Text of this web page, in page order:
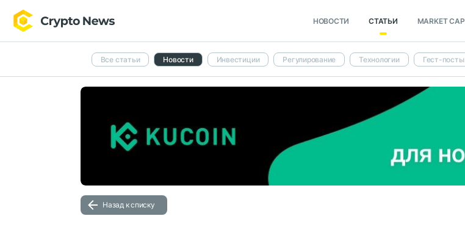
НОВОСТИ СТАТЬИ MARKET CAP
Все статьи Новости Инвестиции Регулирование Технологии Гест-посты
Назад к списку